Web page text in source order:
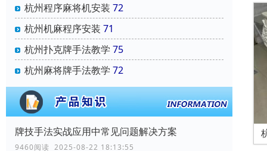
杭州程序麻将机安装 72
杭州机麻程序安装 71
杭州扑克牌手法教学 75
杭州麻将牌手法教学 72
牌技手法实战应用中常见问题解决方案
9460阅读 2025-08-22 18:13:55